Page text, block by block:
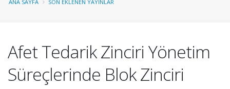
ANA SAYFA SON EKLENEN YAYINLAR
Afet Tedarik Zinciri Yönetim
Süreçlerinde Blok Zinciri